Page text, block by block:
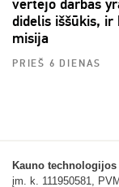
vertėjo darbas
didelis iššūkis, ir
misija
PRIEŠ 6 DIENAS
Kauno
įm. k. 111950581,